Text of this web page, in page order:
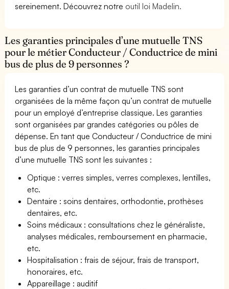
sereinement. Découvrez notre outil loi Madelin.
Les garanties principales d’une mutuelle TNS
pour le métier Conducteur / Conductrice de mini
bus de plus de 9 personnes ?
Les garanties d’un contrat de mutuelle TNS sont
organisées de la même façon qu’un contrat de mutuelle
pour un employé d’entreprise classique. Les garanties
sont organisées par grandes catégories ou pôles de
dépense. En tant que Conducteur / Conductrice de mini
bus de plus de 9 personnes, les garanties principales
d’une mutuelle TNS sont les suivantes :
Optique : verres simples, verres complexes, lentilles,
etc.
Dentaire : soins dentaires, orthodontie, prothèses
dentaires, etc.
Soins médicaux : consultations chez le généraliste,
analyses médicales, remboursement en pharmacie,
etc.
Hospitalisation : frais de séjour, frais de transport,
honoraires, etc.
Appareillage : auditif